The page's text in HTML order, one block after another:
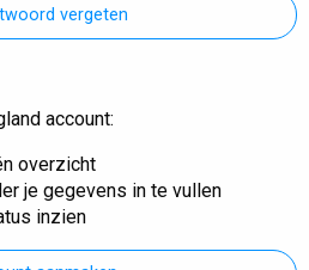
vergeten
account:
overzicht
je gegevens in te vullen
inzien